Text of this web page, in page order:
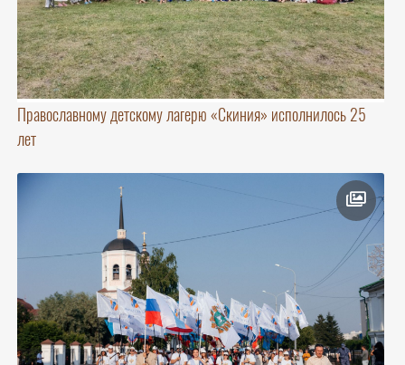
Православному детскому лагерю «Скиния» исполнилось 25
лет